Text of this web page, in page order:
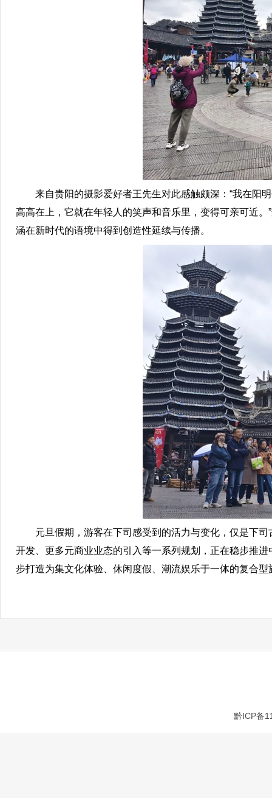
来自贵阳的摄影爱好者王先生对此感触颇深：“我在阳明
高高在上，它就在年轻人的笑声和音乐里，变得可亲可近
涵在新时代的语境中得到创造性延续与传播。
元旦假期，游客在下司感受到的活力与变化，仅是下司
开发、更多元商业业态的引入等一系列规划，正在稳步推
步打造为集文化体验、休闲度假、潮流娱乐于一体的复合型
黔ICP备